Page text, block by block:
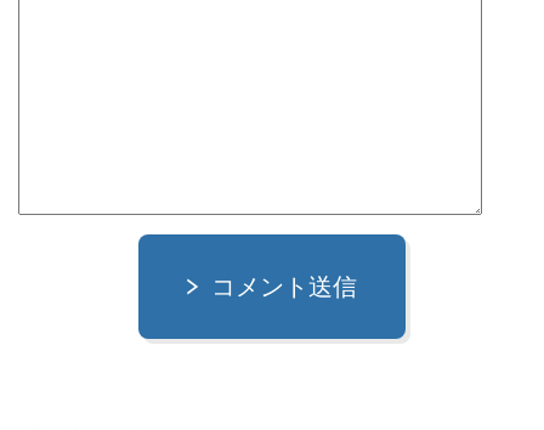
コメント送信